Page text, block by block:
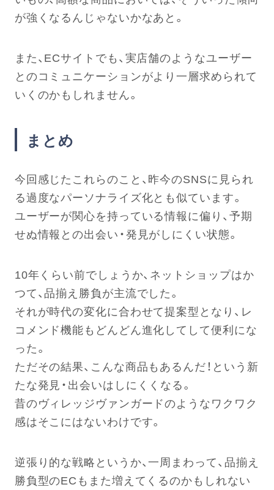
が強くなるんじゃないかなあと。
また、ECサイトでも、実店舗のようなユーザー
とのコミュニケーションがより一層求められて
いくのかもしれません。
まとめ
今回感じたこれらのこと、昨今のSNSに見られ
る過度なパーソナライズ化とも似ています。
ユーザーが関心を持っている情報に偏り、予期
せぬ情報との出会い・発見がしにくい状態。
10年くらい前でしょうか、ネットショップはか
つて、品揃え勝負が主流でした。
それが時代の変化に合わせて提案型となり、レ
コメンド機能もどんどん進化してして便利にな
った。
ただその結果、こんな商品もあるんだ！という新
たな発見・出会いはしにくくなる。
昔のヴィレッジヴァンガードのようなワクワク
感はそこにはないわけです。
逆張り的な戦略というか、一周まわって、品揃え
勝負型のECもまた増えてくるのかもしれない